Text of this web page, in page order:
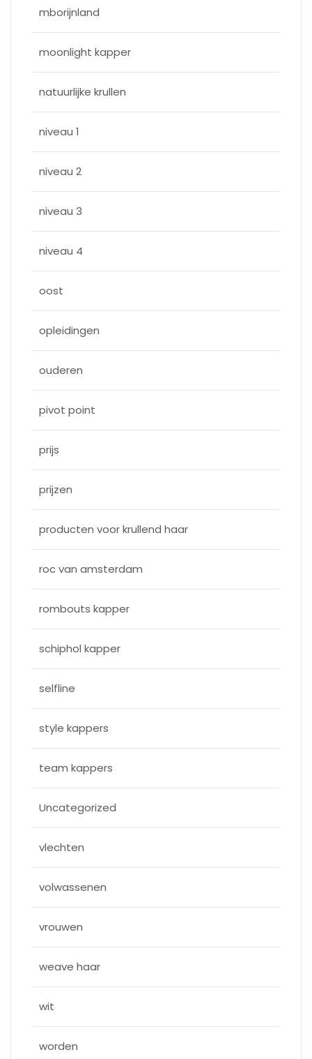
mborijnland
moonlight kapper
natuurlijke krullen
niveau 1
niveau 2
niveau 3
niveau 4
oost
opleidingen
ouderen
pivot point
prijs
prijzen
producten voor krullend haar
roc van amsterdam
rombouts kapper
schiphol kapper
selfline
style kappers
team kappers
Uncategorized
vlechten
volwassenen
vrouwen
weave haar
wit
worden